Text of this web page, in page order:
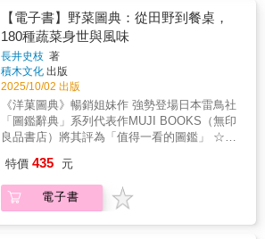
讀者，本書是必讀之作……為亞洲研究及飲食
研究的領域貢獻良多，藉由過去鮮少探討的豆
漿歷史，為我們揭露人們如何試圖利用豆漿裡
的營養，提升中國的民族地位。──《亞太視
角》（Asia Pacific Perspectives）作者以扎實
的研究為基礎，為我們譜寫了豆漿在中國的生
動傳記……書中蘊含大量引人入勝的細節、耐
人尋味的軼事，以及關於營養科學與中國民族
主義之間糾葛的深刻討論。總而言之，不光是
飲食史，本書也為現代中國的科學及醫學史作
出寶貴貢獻。──《醫學史通報》（Bulletin of
the History of Medicine）巧妙勾勒出跨國網
路、政治需求及社會環境如何讓豆漿在民國時
意義的事業。──《食物人類學》（Food
Anthropology）本書以引人入勝的筆觸，梳理
了一九二○年代初至一九三○年代末中國黃豆的
思想史，其關鍵之處在於作者成功挑戰了主流
敘事──即黃豆毫無疑問對所有人都有益的普遍
本質。──《醫學社會史》（Social History of
Medicine）《豆漿》呈現了動物奶與植物奶之
間轉換的原型，儘管是朝著相反的方向發生，
二十世紀初中國對於豆漿（即研磨黃豆製成的
簡樸產品，也是中國早餐的常見元素）的新興
熱忱。──《全球飲食史》（Global Food
History）對於研究現代中國的歷史學家，以及
享他們日常裡的早餐記憶；也找來長期關注飲
食文化的行家——有趣市集創辦人老丹、橘色
執行長袁悅苓與主廚 Iacopo Frassi，談談他們
的早餐心頭好。▍▏一口美味，背後是產業與
知識的累積 ▏▍台式早餐為何如此好吃——從
產業與經濟的視角解讀，本書邀請超商研發團
隊與業界職人，揭示從研發流程、供應鏈合作
到顧客洞察，如何推動看不見的改革。從飲食
科學到市場策略，為你解密每一口早餐背後的
作《洋菓圖典》，作者長井史枝再度以細膩筆
觸與豐富知識，描繪我們日常卻常被忽略的
「野菜」世界。本書收錄180種蔬菜，從香草、
豆類、山菜等常見食材，到罕見的珍稀品種。
精美插圖搭配易於理解的圖示，詳盡整理每種
蔬菜的營養價值、當季時節、選購與保存方
式，以及最能發揮風味的料理法。無論是以低
溫保留紫蘇的清香與殺菌力，或簡單加熱享用
毛豆的植物性蛋白與膳食纖維，皆能在書中找
到解答。不僅解析各種營養素的功能與人體每
更收錄實用專欄針對高血壓、貧血、頭痛等常
見健康狀況，提供具有調理作用的建議蔬菜與
料理，如富含抗氧化成分的紫甘藍、營養密度
【電子書】野菜圖典：從田野到餐桌，
180種蔬菜身世與風味
長井史枝 著
積木文化 出版
2025/10/02 出版
《洋菓圖典》暢銷姐妹作 強勢登場日本雷鳥社
「圖鑑辭典」系列代表作MUJI BOOKS（無印
良品書店）將其評為「值得一看的圖鑑」 ☆
錄香草、豆類、山菜等多樣蔬菜，從選購、保
存到料理一手掌握 ★☆ 營養素功能解析 + 每
日攝取建議，打造健康均衡飲食 ☆★ 從田野到
特價 435 元
電子書